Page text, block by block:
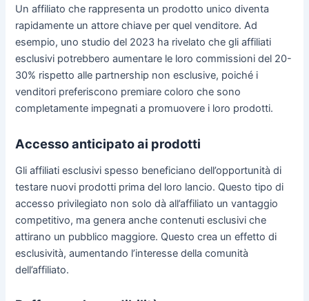
Un affiliato che rappresenta un prodotto unico diventa
rapidamente un attore chiave per quel venditore. Ad
esempio, uno studio del 2023 ha rivelato che gli affiliati
esclusivi potrebbero aumentare le loro commissioni del 20-
30% rispetto alle partnership non esclusive, poiché i
venditori preferiscono premiare coloro che sono
completamente impegnati a promuovere i loro prodotti.
Accesso anticipato ai prodotti
Gli affiliati esclusivi spesso beneficiano dell’opportunità di
testare nuovi prodotti prima del loro lancio. Questo tipo di
accesso privilegiato non solo dà all’affiliato un vantaggio
competitivo, ma genera anche contenuti esclusivi che
attirano un pubblico maggiore. Questo crea un effetto di
esclusività, aumentando l’interesse della comunità
dell’affiliato.